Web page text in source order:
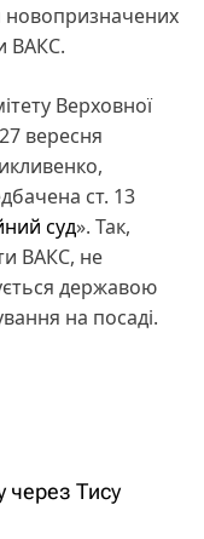
новопризначених
ВАКС.
Верховної
вересня
ст. 13
суд». Так,
ВАКС, не
державою
на посаді.
через Тису